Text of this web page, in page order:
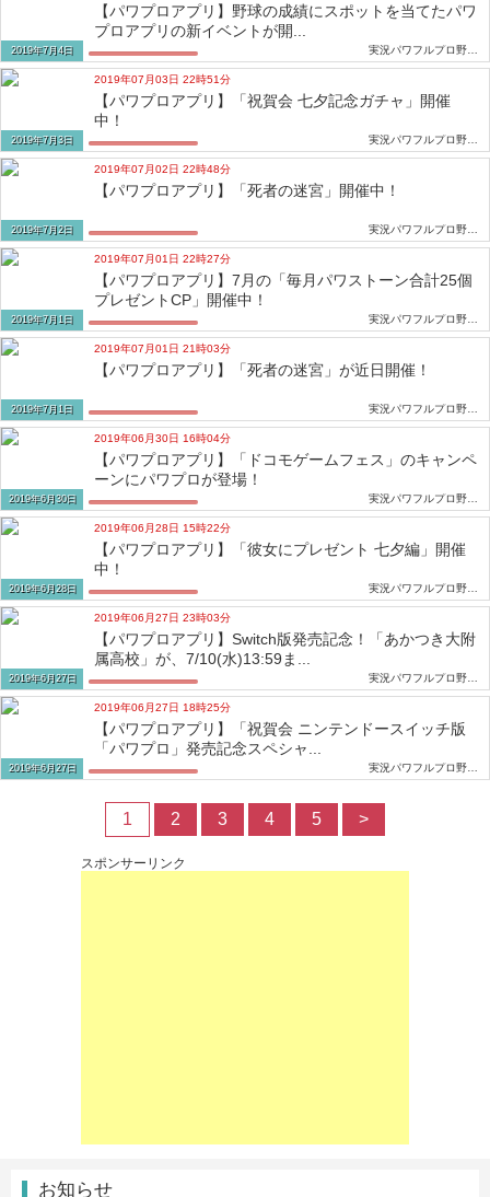
2019年7月4日
【パワプロアプリ】野球の成績にスポットを当てたパワ
プロアプリの新イベントが開...
2019年7月3日
2019年07月03日 22時51分
【パワプロアプリ】「祝賀会 七夕記念ガチャ」開催
中！
2019年7月2日
2019年07月02日 22時48分
【パワプロアプリ】「死者の迷宮」開催中！
2019年7月1日
2019年07月01日 22時27分
【パワプロアプリ】7月の「毎月パワストーン合計25個
プレゼントCP」開催中！
2019年7月1日
2019年07月01日 21時03分
【パワプロアプリ】「死者の迷宮」が近日開催！
2019年6月30日
2019年06月30日 16時04分
【パワプロアプリ】「ドコモゲームフェス」のキャンペ
ーンにパワプロが登場！
2019年6月28日
2019年06月28日 15時22分
【パワプロアプリ】「彼女にプレゼント 七夕編」開催
中！
2019年6月27日
2019年06月27日 23時03分
【パワプロアプリ】Switch版発売記念！「あかつき大附
属高校」が、7/10(水)13:59ま...
2019年6月27日
2019年06月27日 18時25分
【パワプロアプリ】「祝賀会 ニンテンドースイッチ版
「パワプロ」発売記念スペシャ...
1 2 3 4 5 >
スポンサーリンク
お知らせ